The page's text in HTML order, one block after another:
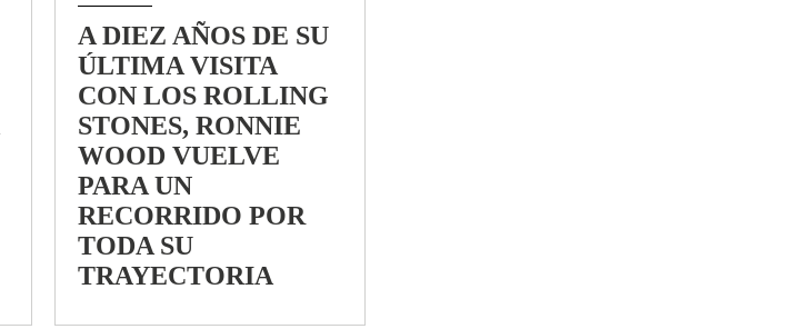
A DIEZ AÑOS DE SU
ÚLTIMA VISITA
CON LOS ROLLING
STONES, RONNIE
WOOD VUELVE
PARA UN
RECORRIDO POR
TODA SU
TRAYECTORIA